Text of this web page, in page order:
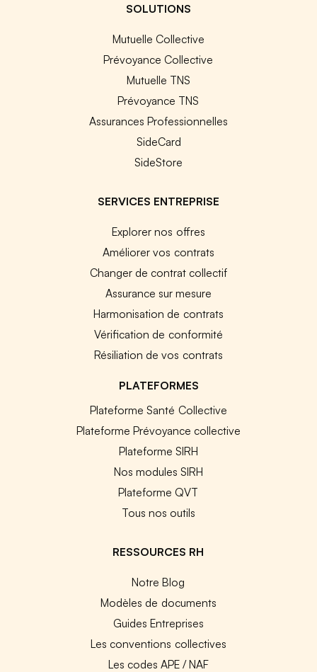
SOLUTIONS
Mutuelle Collective
Prévoyance Collective
Mutuelle TNS
Prévoyance TNS
Assurances Professionnelles
SideCard
SideStore
SERVICES ENTREPRISE
Explorer nos offres
Améliorer vos contrats
Changer de contrat collectif
Assurance sur mesure
Harmonisation de contrats
Vérification de conformité
Résiliation de vos contrats
PLATEFORMES
Plateforme Santé Collective
Plateforme Prévoyance collective
Plateforme SIRH
Nos modules SIRH
Plateforme QVT
Tous nos outils
RESSOURCES RH
Notre Blog
Modèles de documents
Guides Entreprises
Les conventions collectives
Les codes APE / NAF